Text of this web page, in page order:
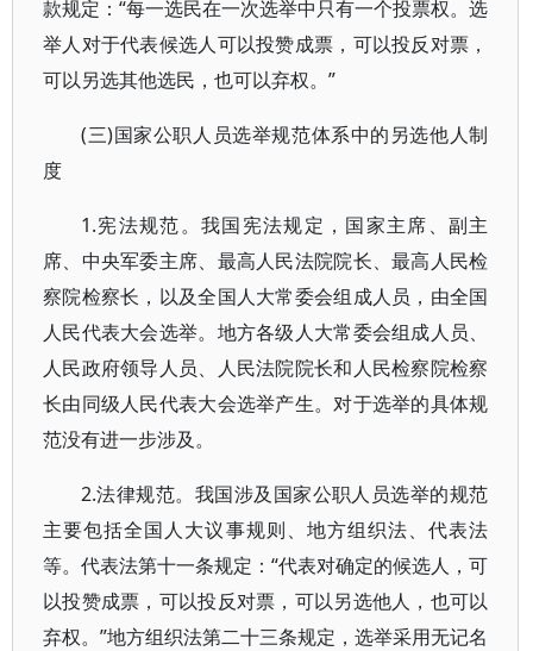
款规定：“每一选民在一次选举中只有一个投票权。选
举人对于代表候选人可以投赞成票，可以投反对票，
可以另选其他选民，也可以弃权。”
(三)国家公职人员选举规范体系中的另选他人制
度
1.宪法规范。我国宪法规定，国家主席、副主
席、中央军委主席、最高人民法院院长、最高人民检
察院检察长，以及全国人大常委会组成人员，由全国
人民代表大会选举。地方各级人大常委会组成人员、
人民政府领导人员、人民法院院长和人民检察院检察
长由同级人民代表大会选举产生。对于选举的具体规
范没有进一步涉及。
2.法律规范。我国涉及国家公职人员选举的规范
主要包括全国人大议事规则、地方组织法、代表法
等。代表法第十一条规定：“代表对确定的候选人，可
以投赞成票，可以投反对票，可以另选他人，也可以
弃权。”地方组织法第二十三条规定，选举采用无记名